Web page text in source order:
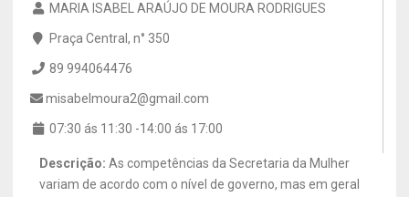
MARIA ISABEL ARAÚJO DE MOURA RODRIGUES
Praça Central, n° 350
89 994064476
misabelmoura2@gmail.com
07:30 ás 11:30 -14:00 ás 17:00
Descrição: As competências da Secretaria da Mulher
variam de acordo com o nível de governo, mas em geral